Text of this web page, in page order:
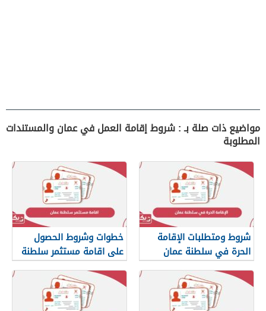
مواضيع ذات صلة بـ : شروط إقامة العمل في عمان والمستندات
المطلوبة
شروط ومتطلبات الإقامة
الحرة في سلطنة عمان
خطوات وشروط الحصول
على اقامة مستثمر سلطنة
عمان